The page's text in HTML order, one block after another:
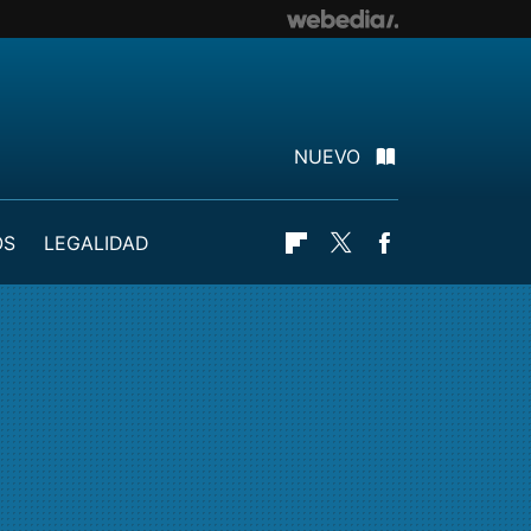
NUEVO
LEGALIDAD Flipboard
Twitter